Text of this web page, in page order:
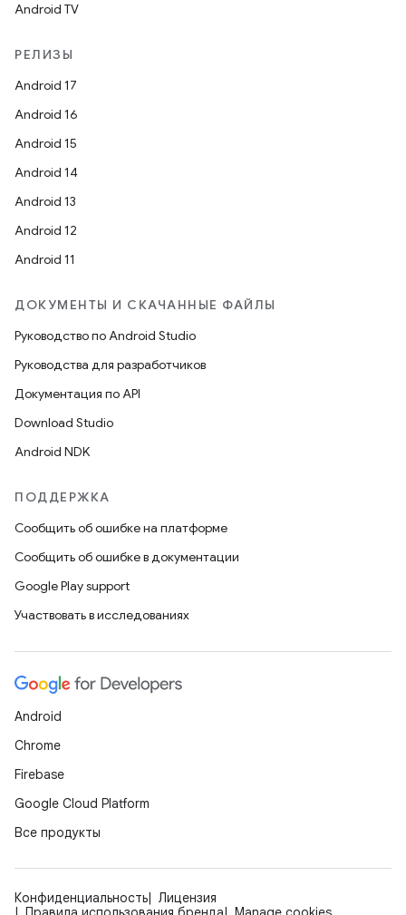
Android TV
РЕЛИЗЫ
Android 17
Android 16
Android 15
Android 14
Android 13
Android 12
Android 11
ДОКУМЕНТЫ И СКАЧАННЫЕ ФАЙЛЫ
Руководство по Android Studio
Руководства для разработчиков
Документация по API
Download Studio
Android NDK
ПОДДЕРЖКА
Сообщить об ошибке на платформе
Сообщить об ошибке в документации
Google Play support
Участвовать в исследованиях
Android
Chrome
Firebase
Google Cloud Platform
Все продукты
Конфиденциальность
Лицензия